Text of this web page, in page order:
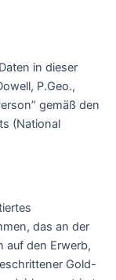
in dieser
P.Geo.,
gemäß den
(National
das an der
auf den Erwerb,
Gold-